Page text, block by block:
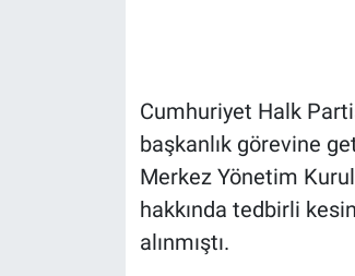
Cumhuriyet Halk
başkanlık görevine
Merkez Yönetim
hakkında tedbirli
alınmıştı.